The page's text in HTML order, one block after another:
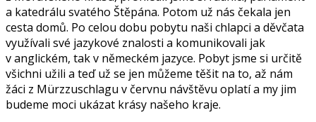
a katedrálu svatého Štěpána. Potom už nás čekala jen
cesta domů. Po celou dobu pobytu naši chlapci a děvčata
využívali své jazykové znalosti a komunikovali jak
v anglickém, tak v německém jazyce. Pobyt jsme si určitě
všichni užili a teď už se jen můžeme těšit na to, až nám
žáci z Mürzzuschlagu v červnu návštěvu oplatí a my jim
budeme moci ukázat krásy našeho kraje.